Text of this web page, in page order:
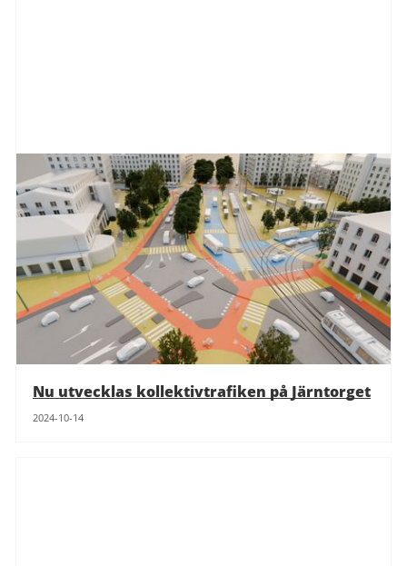
Nu utvecklas kollektivtrafiken på Järntorget
2024-10-14